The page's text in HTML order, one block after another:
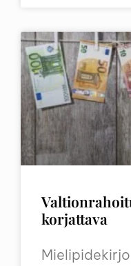
korjattava